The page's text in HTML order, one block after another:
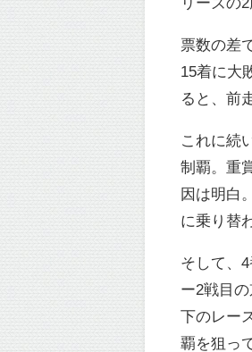
票数の差
15着に大
ると、前
これに続
制覇。重
因は明白
に乗り替
そして、
ー2戦目
下のレー
覇を狙っ